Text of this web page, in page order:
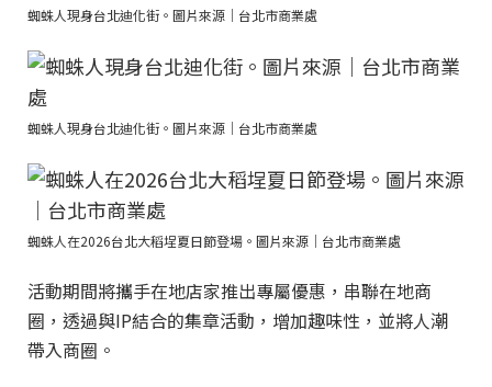
蜘蛛人現身台北迪化街。圖片來源｜台北市商業處
蜘蛛人現身台北迪化街。圖片來源｜台北市商業處
蜘蛛人在2026台北大稻埕夏日節登場。圖片來源｜台北市商業處
活動期間將攜手在地店家推出專屬優惠，串聯在地商
圈，透過與IP結合的集章活動，增加趣味性，並將人潮
帶入商圈。